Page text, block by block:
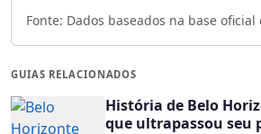
Fonte: Dados baseados na base oficial
GUIAS RELACIONADOS
História de Belo
que ultrapassou seu